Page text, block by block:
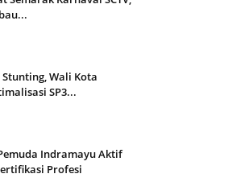
Wali Kota
SP3...
Indramayu Aktif
Profesi